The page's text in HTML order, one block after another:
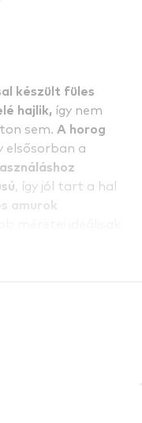
készült füles
hajlik, így nem
sem. A horog
elsősorban a
, így jól tart a hal
amurok